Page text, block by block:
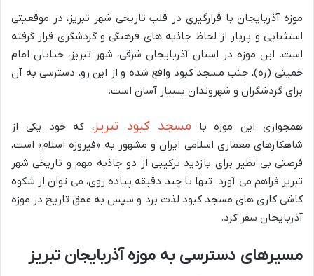
موزه آذربایجان با قرارگیری در قلب تاریخی شهر تبریز، در موقعیتی
استثنایی و پربار از لحاظ جاذبه های فرهنگی و گردشگری قرار گرفته
است. این موزه در استان آذربایجان شرقی، شهر تبریز، خیابان امام
خمینی (ره)، جنب مسجد کبود واقع شده و از این رو، دسترسی به آن
برای گردشگران و شهروندان بسیار آسان است.
همجواری این موزه با مسجد کبود تبریز، که خود یکی از
شاهکارهای معماری اسلامی ایران و مشهور به «فیروزه اسلام» است،
فرصتی بی نظیر برای بازدید ترکیبی از دو جاذبه مهم و تاریخی شهر
تبریز فراهم می آورد. تنها با چند دقیقه پیاده روی، می توان از شکوه
کاشی کاری های مسجد کبود لذت برد و سپس به عمق تاریخ در موزه
آذربایجان سفر کرد.
مسیرهای دسترسی به موزه آذربایجان تبریز